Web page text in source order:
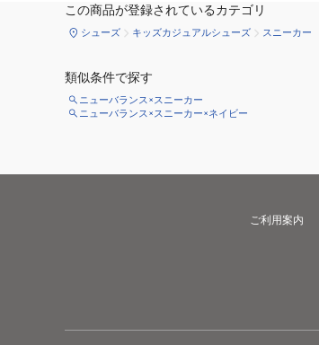
この商品が登録されているカテゴリ
シューズ キッズカジュアルシューズ スニーカー
類似条件で探す
ニューバランス×スニーカー
ニューバランス×スニーカー×ネイビー
ご利用案内